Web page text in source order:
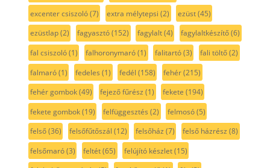
excenter csiszoló(7) extra mélytepsi (2) ezüst(45)
ezüstlap(2) fagyasztó(152) fagylalt(4) fagylaltkészítő(6)
fal csiszoló(1) falhoronymaró(1) falitartó(3) fali töltő(2)
falmaró(1) fedeles (1) fedél (158) fehér(215)
fehér gombok(49) fejező fűrész (1) fekete (194)
fekete gombok(19) felfüggesztés (2) felmosó(5)
felső(36) felsőfűtőszál (12) felsőház (7) felső házrész (8)
felsőmaró(3) feltét(65) felújító készlet(15)